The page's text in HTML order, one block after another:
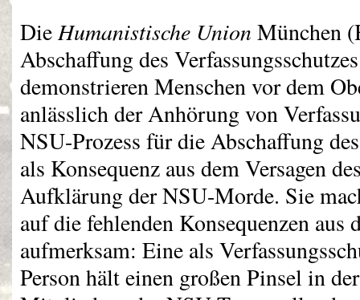
DieHumanistische Union München
Abschaffung des
demonstrieren Menschen vor dem
anlässlich der Anhörung von
NSU-Prozess für die Abschaffung
als Konsequenz aus dem Versagen
Aufklärung derNSU-Morde. Sie
auf die fehlenden Konsequenzen aus
aufmerksam: Eine als
Person hält einen großen Pinsel in